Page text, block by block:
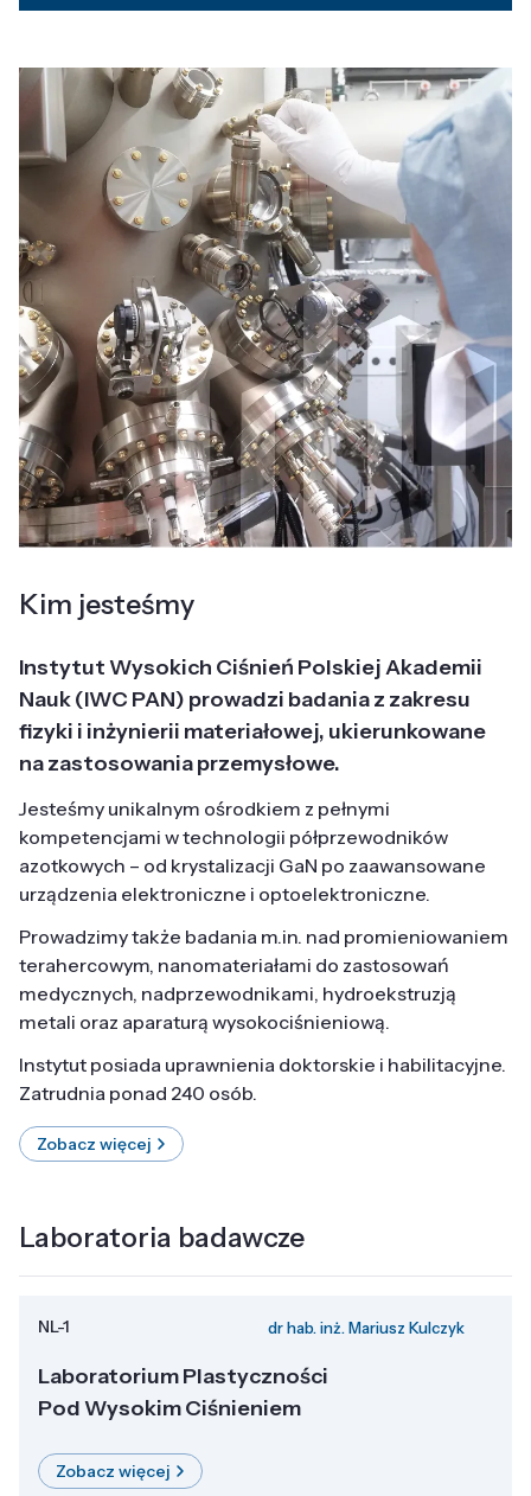
Kim jesteśmy
Instytut Wysokich Ciśnień Polskiej Akademii
Nauk (IWC PAN) prowadzi badania z zakresu
fizyki i inżynierii materiałowej, ukierunkowane
na zastosowania przemysłowe.
Jesteśmy unikalnym ośrodkiem z pełnymi
kompetencjami w technologii półprzewodników
azotkowych – od krystalizacji GaN po zaawansowane
urządzenia elektroniczne i optoelektroniczne.
Prowadzimy także badania m.in. nad promieniowaniem
terahercowym, nanomateriałami do zastosowań
medycznych, nadprzewodnikami, hydroekstruzją
metali oraz aparaturą wysokociśnieniową.
Instytut posiada uprawnienia doktorskie i habilitacyjne.
Zatrudnia ponad 240 osób.
Zobacz więcej
Laboratoria badawcze
NL-1 dr hab. inż. Mariusz Kulczyk
Laboratorium Plastyczności
Pod Wysokim Ciśnieniem
Zobacz więcej